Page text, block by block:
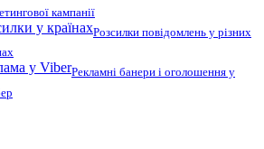
кампанії
у країнахРозсилки повідомлень у різних
у ViberРекламні банери і оголошення у